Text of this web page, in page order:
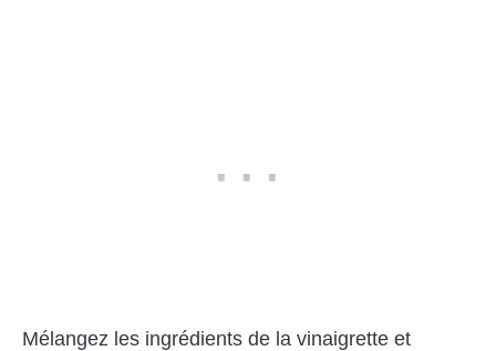
Mélangez les ingrédients de la vinaigrette et